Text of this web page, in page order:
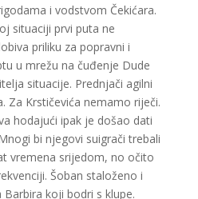
i vodstvom Čekićara.
situaciji prvi puta ne
priliku za popravni i
u mrežu na čuđenje Dude
situacije. Prednjači agilni
Za Krstičevića nemamo riječi.
hodajući ipak je došao dati
bi njegovi suigrači trebali
vremena srijedom, no očito
Šoban staloženo i
koji bodri s klupe.